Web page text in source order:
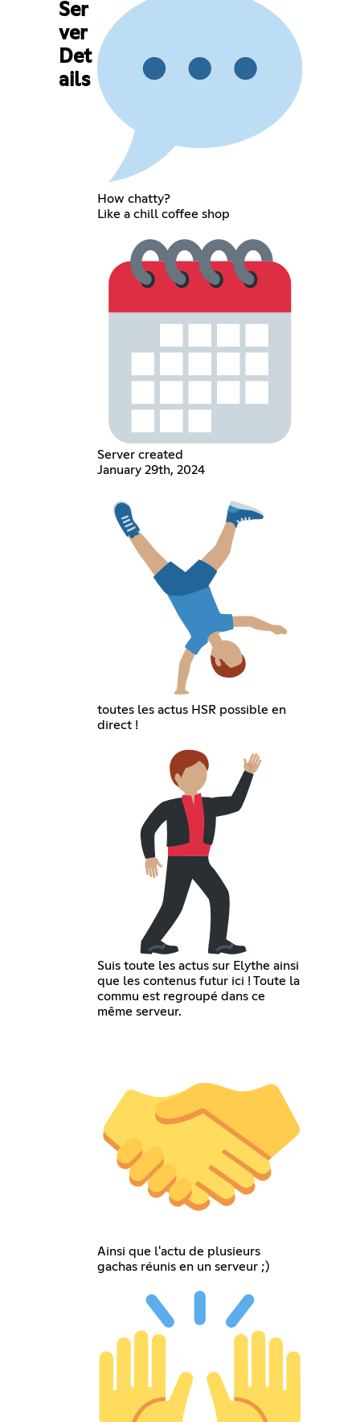
Ser
ver
Det
ails
How chatty?
Like a chill coffee shop
Server created
January 29th, 2024
toutes les actus HSR possible en
direct !
Suis toute les actus sur Elythe ainsi
que les contenus futur ici ! Toute la
commu est regroupé dans ce
même serveur.
Ainsi que l'actu de plusieurs
gachas réunis en un serveur ;)